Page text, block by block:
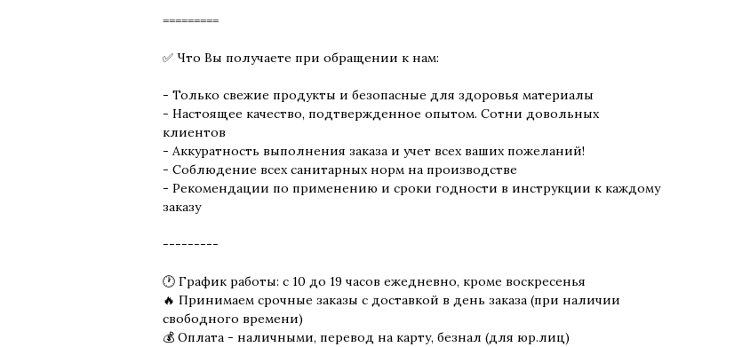
=========
✅ Что Вы получаете при обращении к нам:
- Только свежие продукты и безопасные для здоровья материалы
- Настоящее качество, подтвержденное опытом. Сотни довольных
клиентов
- Аккуратность выполнения заказа и учет всех ваших пожеланий!
- Соблюдение всех санитарных норм на производстве
- Рекомендации по применению и сроки годности в инструкции к каждому
заказу
---------
🕐 График работы: с 10 до 19 часов ежедневно, кроме воскресенья
🔥 Принимаем срочные заказы с доставкой в день заказа (при наличии
свободного времени)
💰 Оплата - наличными, перевод на карту, безнал (для юр.лиц)